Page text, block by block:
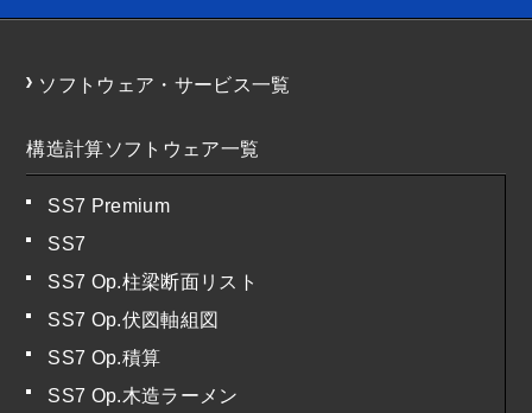
ソフトウェア・サービス一覧
構造計算ソフトウェア一覧
SS7 Premium
SS7
SS7 Op.柱梁断面リスト
SS7 Op.伏図軸組図
SS7 Op.積算
SS7 Op.木造ラーメン